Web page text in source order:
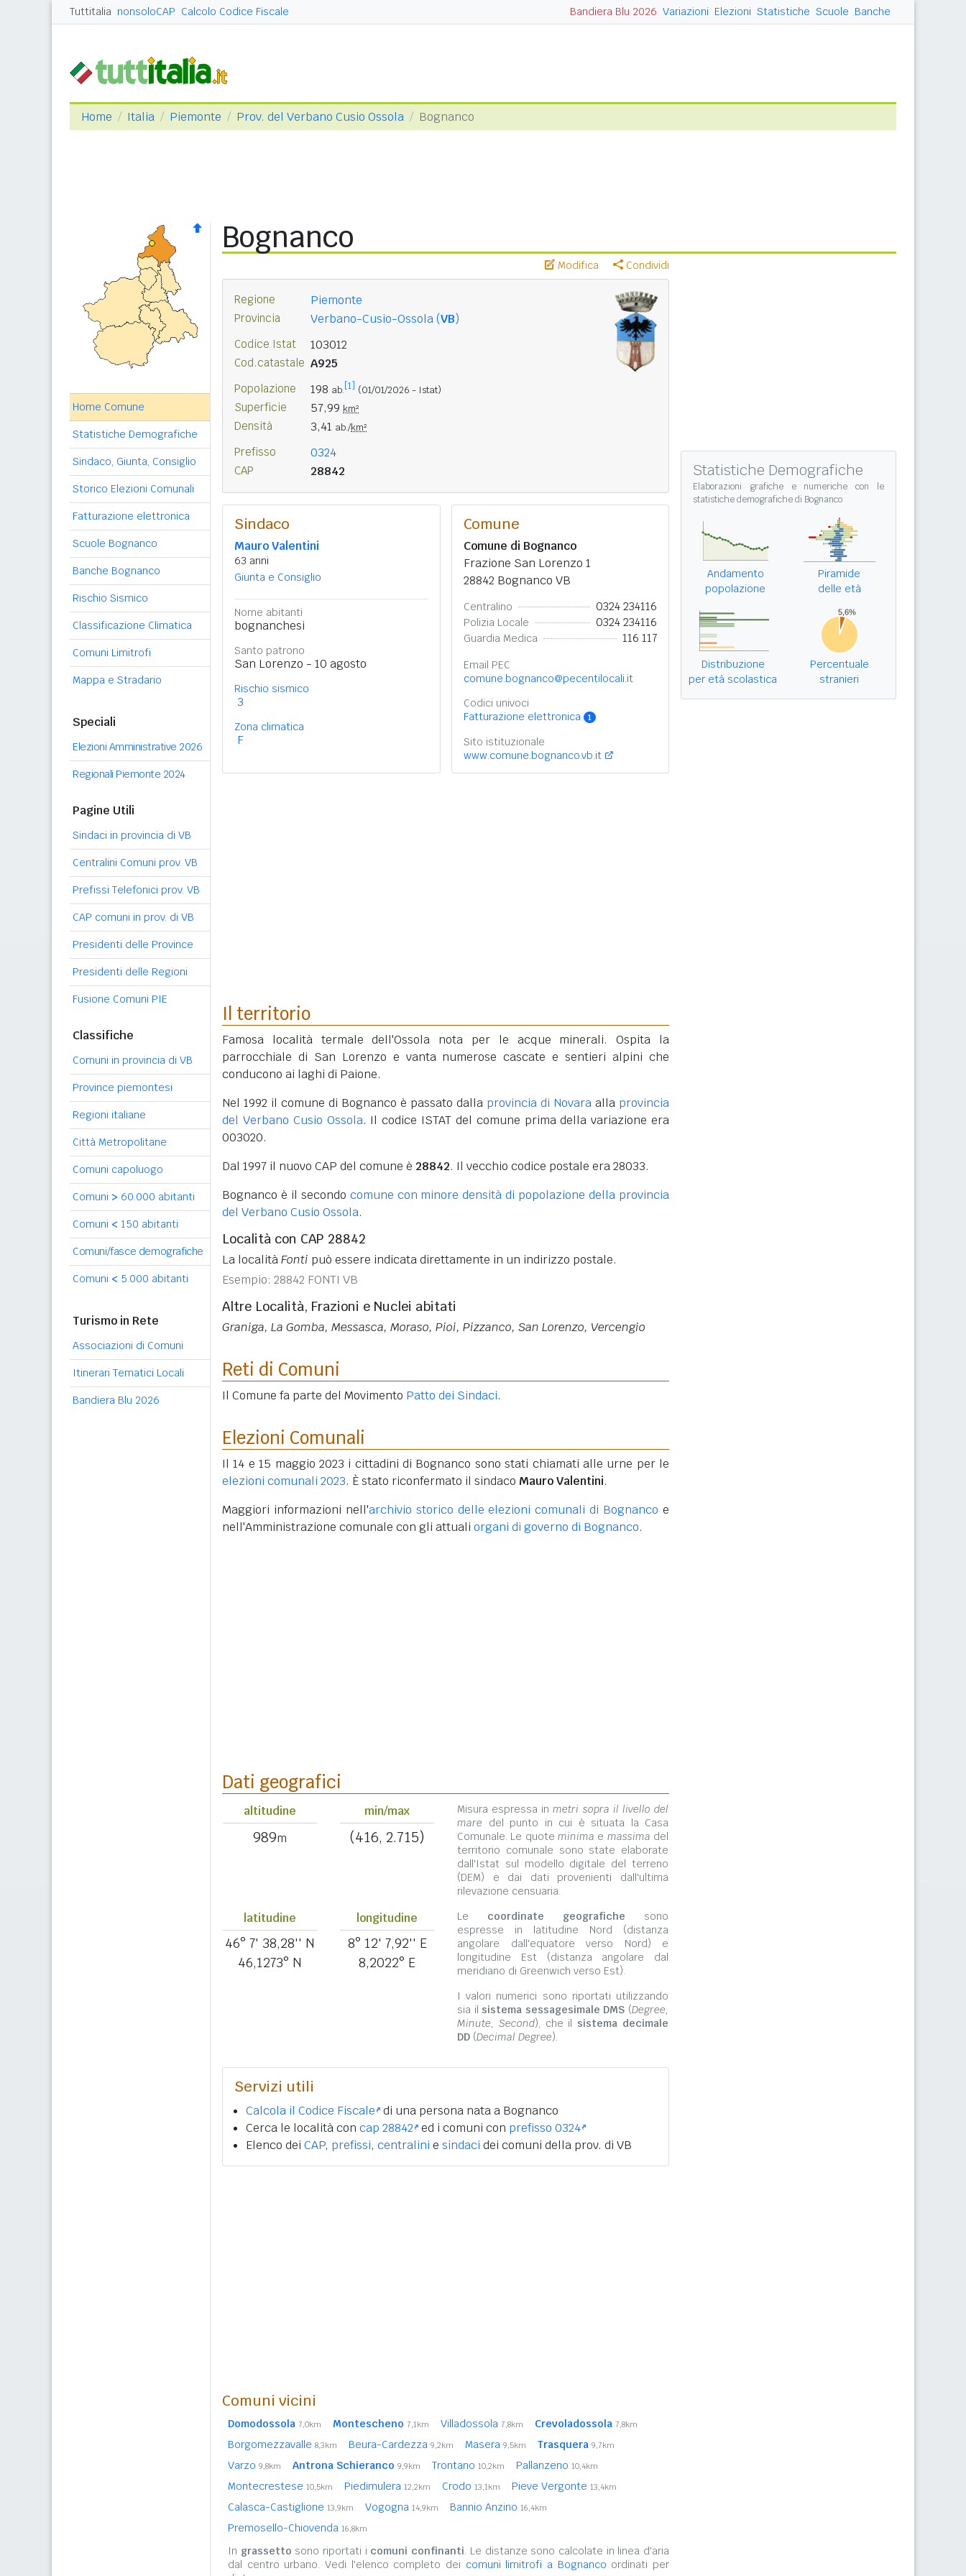
Tuttitalia nonsoloCAP Calcolo Codice Fiscale Bandiera Blu 2026 Variazioni Elezioni Statistiche Scuole Banche
Home Italia Piemonte Prov. del Verbano Cusio Ossola Bognanco
Home Comune
Statistiche Demografiche
Sindaco, Giunta, Consiglio
Storico Elezioni Comunali
Fatturazione elettronica
Scuole Bognanco
Banche Bognanco
Rischio Sismico
Classificazione Climatica
Comuni Limitrofi
Mappa e Stradario
Speciali
Elezioni Amministrative 2026
Regionali Piemonte 2024
Pagine Utili
Sindaci in provincia di VB
Centralini Comuni prov. VB
Prefissi Telefonici prov. VB
CAP comuni in prov. di VB
Presidenti delle Province
Presidenti delle Regioni
Fusione Comuni PIE
Classifiche
Comuni in provincia di VB
Province piemontesi
Regioni italiane
Città Metropolitane
Comuni capoluogo
Comuni > 60.000 abitanti
Comuni < 150 abitanti
Comuni/fasce demografiche
Comuni < 5.000 abitanti
Turismo in Rete
Associazioni di Comuni
Itinerari Tematici Locali
Bandiera Blu 2026
Bognanco
Modifica Condividi
Regione Piemonte
Provincia Verbano-Cusio-Ossola (VB)
Codice Istat 103012
Cod.catastale A925
Popolazione 198 ab. [1] (01/01/2026 - Istat)
Superficie 57,99 km²
Densità 3,41 ab./km²
Prefisso 0324
CAP 28842
Sindaco
Mauro Valentini
63 anni
Giunta e Consiglio
Nome abitanti
bognanchesi
Santo patrono
San Lorenzo - 10 agosto
Rischio sismico
3
Zona climatica
F
Comune
Comune di Bognanco
Frazione San Lorenzo 1
28842 Bognanco VB
Centralino 0324 234116
Polizia Locale 0324 234116
Guardia Medica 116 117
Email PEC
comune.bognanco@pecentilocali.it
Codici univoci
Fatturazione elettronica
1
Sito istituzionale
www.comune.bognanco.vb.it
Il territorio
Famosa località termale dell'Ossola nota per le acque minerali. Ospita la
parrocchiale di San Lorenzo e vanta numerose cascate e sentieri alpini che
conducono ai laghi di Paione.
Nel 1992 il comune di Bognanco è passato dalla provincia di Novara alla provincia
del Verbano Cusio Ossola. Il codice ISTAT del comune prima della variazione era
003020.
Dal 1997 il nuovo CAP del comune è 28842. Il vecchio codice postale era 28033.
Bognanco è il secondo comune con minore densità di popolazione della provincia
del Verbano Cusio Ossola.
Località con CAP 28842
La localitàFonti può essere indicata direttamente in un indirizzo postale.
Esempio: 28842 FONTI VB
Altre Località, Frazioni e Nuclei abitati
Graniga, La Gomba, Messasca, Moraso, Pioi, Pizzanco, San Lorenzo, Vercengio
Reti di Comuni
Il Comune fa parte del Movimento Patto dei Sindaci.
Elezioni Comunali
Il 14 e 15 maggio 2023 i cittadini di Bognanco sono stati chiamati alle urne per le
elezioni comunali 2023. È stato riconfermato il sindaco Mauro Valentini.
Maggiori informazioni nell'archivio storico delle elezioni comunali di Bognanco e
nell'Amministrazione comunale con gli attuali organi di governo di Bognanco.
Dati geografici
altitudine
989m
min/max
(416, 2.715)
Misura espressa inmetri sopra il livello del
mare del punto in cui è situata la Casa
Comunale. Le quote minima e massima del
territorio comunale sono state elaborate
dall'Istat sul modello digitale del terreno
(DEM) e dai dati provenienti dall'ultima
rilevazione censuaria.
latitudine
46° 7' 38,28'' N
46,1273° N
longitudine
8° 12' 7,92'' E
8,2022° E
Le coordinate geografiche sono
espresse in latitudine Nord (distanza
angolare dall'equatore verso Nord) e
longitudine Est (distanza angolare dal
meridiano di Greenwich verso Est).
I valori numerici sono riportati utilizzando
sia il sistema sessagesimale DMS (Degree,
Minute, Second), che il sistema decimale
DD (Decimal Degree).
Servizi utili
Calcola il Codice Fiscale di una persona nata a Bognanco
Cerca le località con cap 28842 ed i comuni con prefisso 0324
Elenco dei CAP, prefissi, centralini e sindaci dei comuni della prov. di VB
Comuni vicini
Domodossola 7,0km Montescheno 7,1km Villadossola 7,8km Crevoladossola 7,8km
Borgomezzavalle 8,3km Beura-Cardezza 9,2km Masera 9,5km Trasquera 9,7km
Varzo 9,8km Antrona Schieranco 9,9km Trontano 10,2km Pallanzeno 10,4km
Montecrestese 10,5km Piedimulera 12,2km Crodo 13,1km Pieve Vergonte 13,4km
Calasca-Castiglione 13,9km Vogogna 14,9km Bannio Anzino 16,4km
Premosello-Chiovenda 16,8km
In grassetto sono riportati i comuni confinanti. Le distanze sono calcolate in linea d'aria
dal centro urbano. Vedi l'elenco completo dei comuni limitrofi a Bognanco ordinati per
Statistiche Demografiche
Elaborazioni grafiche e numeriche con le
statistiche demografiche di Bognanco
Andamento
popolazione
Piramide
delle età
Distribuzione
per età scolastica
Percentuale
stranieri